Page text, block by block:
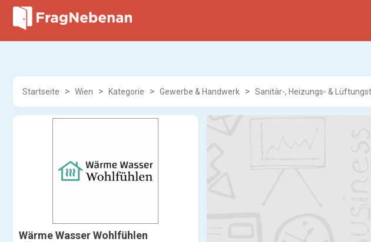
Startseite Wien Kategorie Gewerbe & Handwerk Sanitär-, Heizungs- &
Wärme Wasser Wohlfühlen